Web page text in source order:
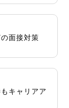
面接対策
キャリアア